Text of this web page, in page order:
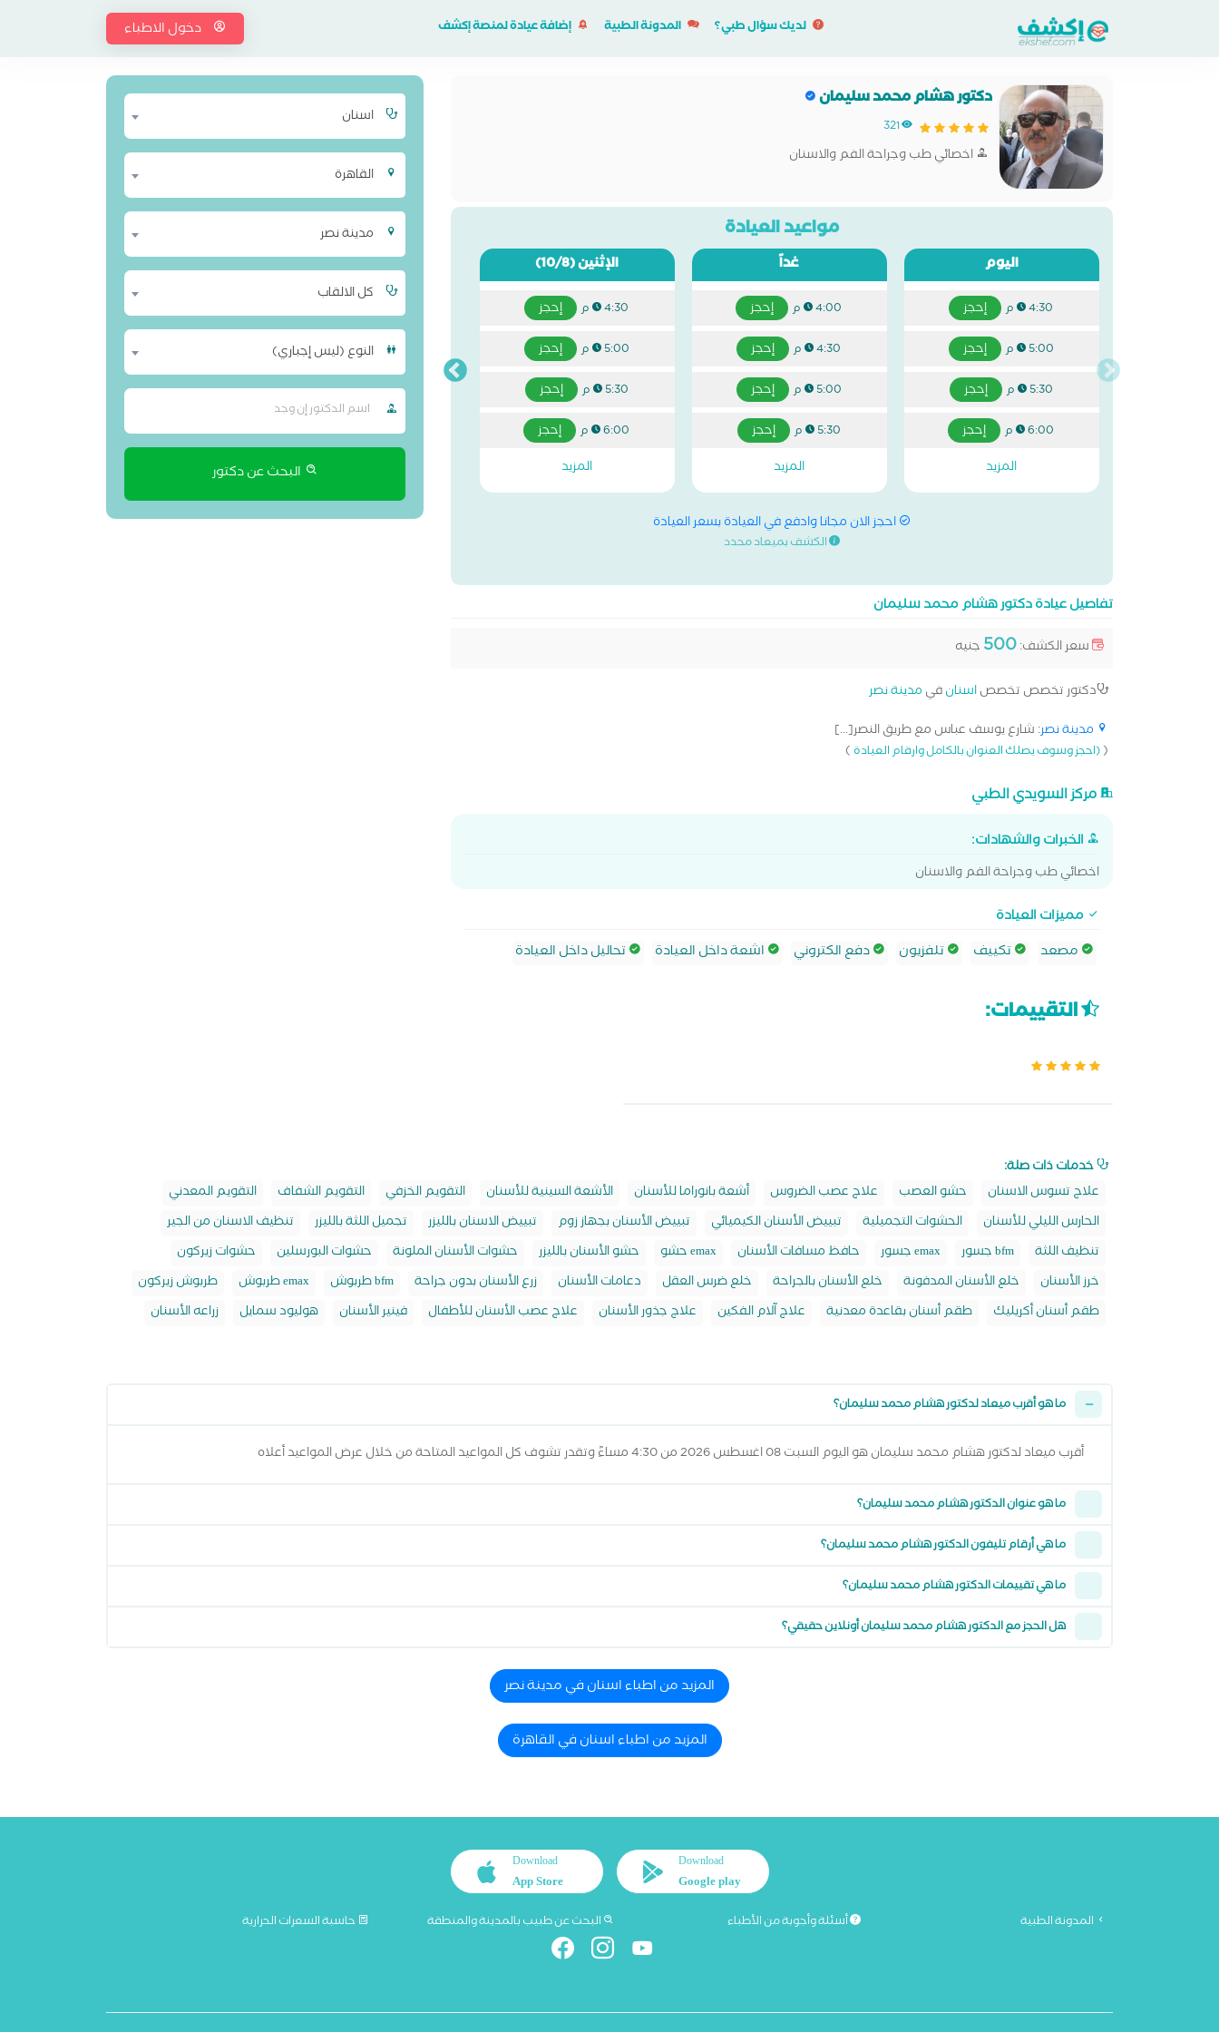
لديك سؤال طبي؟ المدونة الطبية إضافة عيادة لمنصة إكشف دخول الاطباء
دكتور هشام محمد سليمان
321
اخصائي طب وجراحة الفم والاسنان
مواعيد العيادة
اليوم
4:30 م إحجز
5:00 م إحجز
5:30 م إحجز
6:00 م
إحجز
المزيد
غداً
4:00 م إحجز
4:30 م إحجز
5:00 م إحجز
5:30 م
إحجز
المزيد
الإثنين(10/8)
4:30 م إحجز
5:00 م إحجز
5:30 م إحجز
6:00 م
إحجز
المزيد
احجز الان مجانا وادفع في العيادة بسعر العيادة
الكشف بميعاد محدد
تفاصيل عيادة دكتور هشام محمد سليمان
سعر الكشف:500 جنيه
دكتور تخصص تخصصاسنانفي مدينة نصر
مدينة نصر: شارع يوسف عباس مع طريق النصر[...]
((احجز وسوف يصلك العنوان بالكامل وارقام العيادة)
مركز السويدي الطبي
الخبرات والشهادات:
اخصائي طب وجراحة الفم والاسنان
مميزات العيادة
مصعد
تكييف تلفزيون دفع الكتروني اشعة داخل العيادة تحاليل داخل العيادة
اسنان
القاهرة
مدينة نصر
كل الالقاب
النوع (ليس إجباري)
البحث عن دكتور
التقييمات:
خدمات ذات صلة:
علاج تسوس الاسنان
حشو العصب علاج عصب الضروس أشعة بانوراما للأسنان الأشعة السينية للأسنان التقويم الخزفي التقويم الشفاف
التقويم المعدني
الحارس الليلي للأسنان
الحشوات التجميلية تبييض الأسنان الكيميائي تبييض الأسنان بجهاز زوم تبييض الاسنان بالليزر تجميل اللثة بالليزر
تنظيف الاسنان من الجير
تنظيف اللثة
جسور bfm جسور emax حافظ مسافات الأسنان حشو emax حشو الأسنان بالليزر حشوات الأسنان الملونة حشوات البورسلين
حشوات زيركون
خرز الأسنان
خلع الأسنان المدفونة خلع الأسنان بالجراحة خلع ضرس العقل دعامات الأسنان زرع الأسنان بدون جراحة طربوش bfm طربوش emax
طربوش زيركون
طقم أسنان أكريليك
طقم أسنان بقاعدة معدنية علاج آلام الفكين علاج جذور الأسنان علاج عصب الأسنان للأطفال فينير الأسنان هوليود سمايل زراعه الأسنان
ما هو أقرب ميعاد لدكتور هشام محمد سليمان؟
أقرب ميعاد لدكتور هشام محمد سليمان هو اليوم السبت 08 اغسطس 2026 من 4:30 مساءً وتقدر تشوف كل المواعيد المتاحة من خلال عرض المواعيد أعلاه
ما هو عنوان الدكتور هشام محمد سليمان؟
ما هي أرقام تليفون الدكتور هشام محمد سليمان؟
ما هي تقييمات الدكتور هشام محمد سليمان؟
هل الحجز مع الدكتور هشام محمد سليمان أونلاين حقيقي؟
المزيد من اطباء اسنان في مدينة نصر
المزيد من اطباء اسنان في القاهرة
Download
Google play
Download
App Store
المدونة الطبية أسئلة وأجوبة من الأطباء البحث عن طبيب بالمدينة والمنطقة حاسبة السعرات الحرارية